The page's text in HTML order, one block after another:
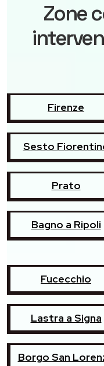
Zone
Firenze
Sesto
Prato
Bagno a Ripoli
Fucecchio
Lastra a Signa
Borgo San